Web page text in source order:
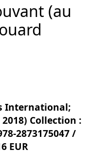
(au
International;
Collection :
2873175047 /
EUR